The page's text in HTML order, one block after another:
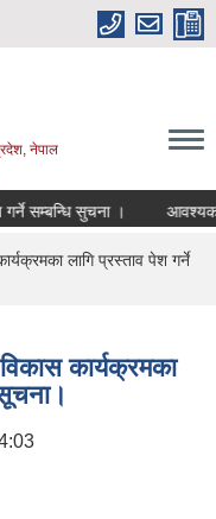
नेपाल
सुचना । आवश्यक
लागि प्रस्ताव पेश गर्ने
कार्यक्रमका